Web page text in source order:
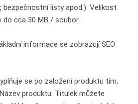
bezpečnostní listy apod.). Velikost
cca 30 MB / soubor.
informace se zobrazují SEO
se po založení produktu tím,
produktu. Titulek můžete